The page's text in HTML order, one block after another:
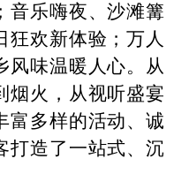
音乐嗨夜、沙滩篝
狂欢新体验；万人
风味温暖人心。从
烟火，从视听盛宴
富多样的活动、诚
打造了一站式、沉